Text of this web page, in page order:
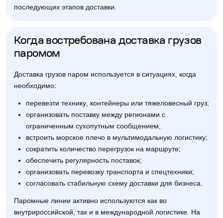
последующих этапов доставки.
Когда востребована доставка грузов
паромом
Доставка грузов паром используется в ситуациях, когда
необходимо:
перевезти технику, контейнеры или тяжеловесный груз;
организовать поставку между регионами с
ограниченным сухопутным сообщением;
встроить морское плечо в мультимодальную логистику;
сократить количество перегрузок на маршруте;
обеспечить регулярность поставок;
организовать перевозку транспорта и спецтехники;
согласовать стабильную схему доставки для бизнеса.
Паромные линии активно используются как во
внутрироссийской, так и в международной логистике. На